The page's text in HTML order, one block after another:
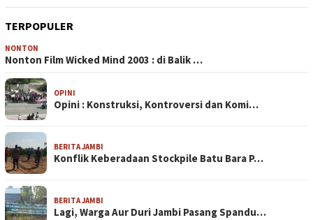
TERPOPULER
NONTON
Nonton Film Wicked Mind 2003 : di Balik …
OPINI
Opini : Konstruksi, Kontroversi dan Komi…
BERITA JAMBI
Konflik Keberadaan Stockpile Batu Bara P…
BERITA JAMBI
Lagi, Warga Aur Duri Jambi Pasang Spandu…